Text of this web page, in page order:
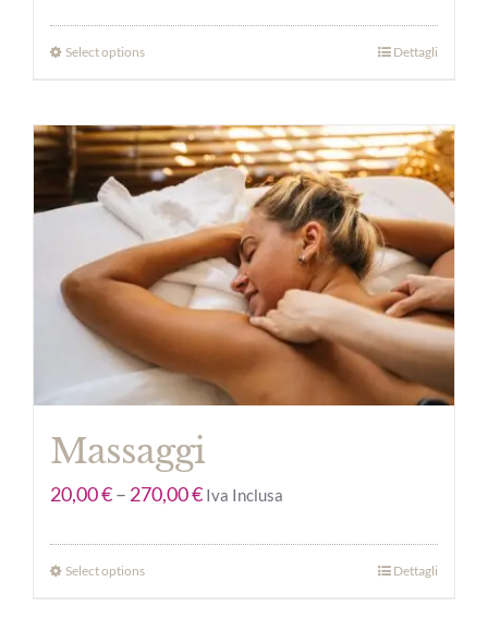
Select options Dettagli
Massaggi
20,00€– 270,00€ Iva Inclusa
Select options Dettagli